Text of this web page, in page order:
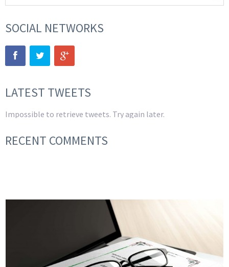
SOCIAL NETWORKS
LATEST TWEETS
Impossible to retrieve tweets. Try again later.
RECENT COMMENTS